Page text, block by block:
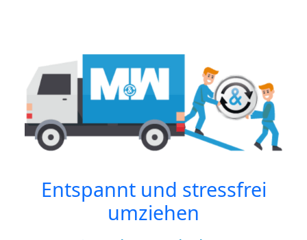
Entspannt und stressfrei
umziehen